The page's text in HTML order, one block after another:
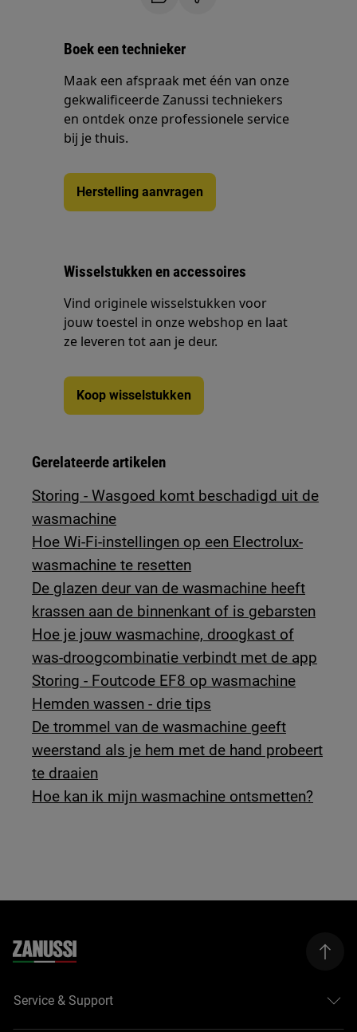
Boek een technieker
Maak een afspraak met één van onze
gekwalificeerde Zanussi techniekers
en ontdek onze professionele service
bij je thuis.
Herstelling aanvragen
Wisselstukken en accessoires
Vind originele wisselstukken voor
jouw toestel in onze webshop en laat
ze leveren tot aan je deur.
Koop wisselstukken
Gerelateerde artikelen
Storing - Wasgoed komt beschadigd uit de
wasmachine
Hoe Wi-Fi-instellingen op een Electrolux-
wasmachine te resetten
De glazen deur van de wasmachine heeft
krassen aan de binnenkant of is gebarsten
Hoe je jouw wasmachine, droogkast of
was-droogcombinatie verbindt met de app
Storing - Foutcode EF8 op wasmachine
Hemden wassen - drie tips
De trommel van de wasmachine geeft
weerstand als je hem met de hand probeert
te draaien
Hoe kan ik mijn wasmachine ontsmetten?
Service & Support